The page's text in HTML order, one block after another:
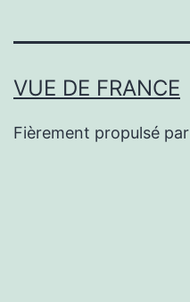
VUE DE FRANCE
Fièrement propulsé par